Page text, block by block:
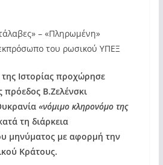
– «Πληρωμένη»
του ρωσικού ΥΠΕΞ
Ιστορίας προχώρησε
Β.Ζελένσκι
«νόμιμο κληρονόμο της
τη διάρκεια
μηνύματος με αφορμή την
Κράτους.